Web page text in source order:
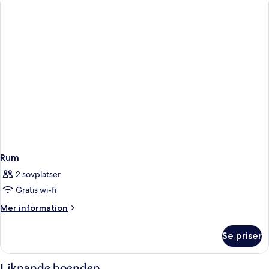
Rum
2 sovplatser
Gratis wi-fi
Mer information
Mer
Se priser